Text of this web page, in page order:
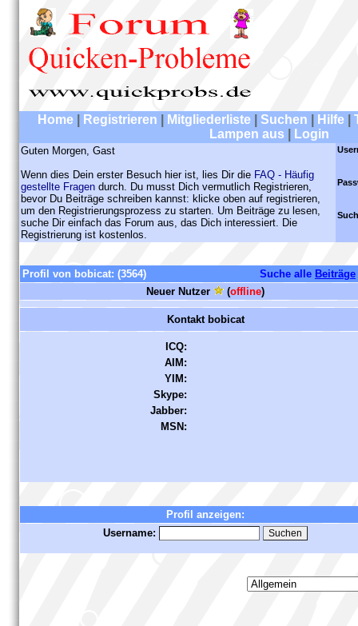
Home Registrieren Mitgliederliste Suchen Hilfe
Lampen aus
Login
Guten Morgen, Gast
Wenn dies Dein erster Besuch hier ist, lies Dir die FAQ - Häufig
gestellte Fragen durch. Du musst Dich vermutlich Registrieren,
bevor Du Beiträge schreiben kannst: klicke oben auf registrieren,
um den Registrierungsprozess zu starten. Um Beiträge zu lesen,
suche Dir einfach das Forum aus, das Dich interessiert. Die
Registrierung ist kostenlos.
Profil von bobicat: (3564) Suche alle Beiträge
Neuer Nutzer
(offline)
Kontakt bobicat
ICQ:
AIM:
YIM:
Skype:
Jabber:
MSN:
Profil anzeigen:
Username: